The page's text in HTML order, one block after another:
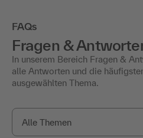
FAQs
Fragen &
In unserem Bereich Fragen &
alle Antworten und die
ausgewählten Thema.